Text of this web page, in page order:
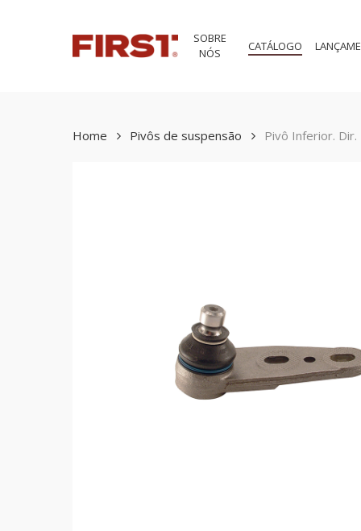
SOBRE
NÓS
CATÁLOGO
Home Pivôs de suspensão Pivô Inferior.